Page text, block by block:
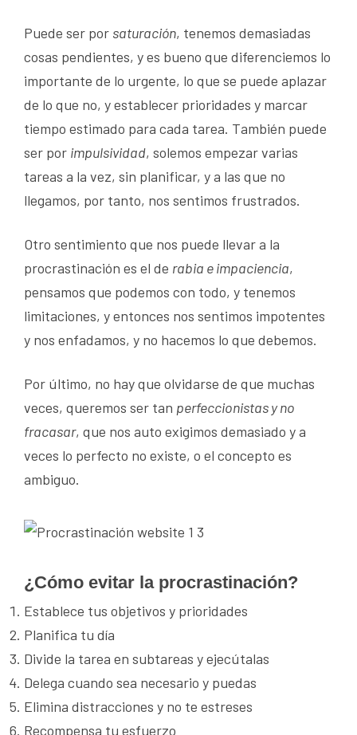
Puede ser por saturación, tenemos demasiadas
cosas pendientes, y es bueno que diferenciemos lo
importante de lo urgente, lo que se puede aplazar
de lo que no, y establecer prioridades y marcar
tiempo estimado para cada tarea. También puede
ser por impulsividad, solemos empezar varias
tareas a la vez, sin planificar, y a las que no
llegamos, por tanto, nos sentimos frustrados.
Otro sentimiento que nos puede llevar a la
procrastinación es el de rabia e impaciencia,
pensamos que podemos con todo, y tenemos
limitaciones, y entonces nos sentimos impotentes
y nos enfadamos, y no hacemos lo que debemos.
Por último, no hay que olvidarse de que muchas
veces, queremos ser tan perfeccionistas y no
fracasar, que nos auto exigimos demasiado y a
veces lo perfecto no existe, o el concepto es
ambiguo.
¿Cómo evitar la procrastinación?
Establece tus objetivos y prioridades
Planifica tu día
Divide la tarea en subtareas y ejecútalas
Delega cuando sea necesario y puedas
Elimina distracciones y no te estreses
Recompensa tu esfuerzo